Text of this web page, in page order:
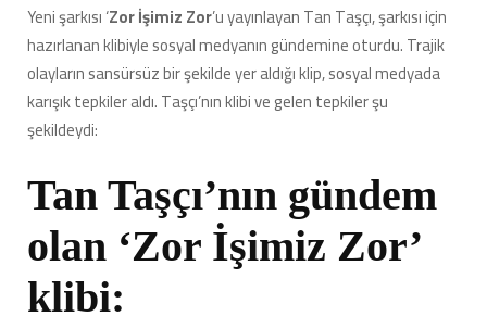
Yeni şarkısı ‘Zor İşimiz Zor’u yayınlayan Tan Taşçı, şarkısı için
hazırlanan klibiyle sosyal medyanın gündemine oturdu. Trajik
olayların sansürsüz bir şekilde yer aldığı klip, sosyal medyada
karışık tepkiler aldı. Taşçı’nın klibi ve gelen tepkiler şu
şekildeydi:
Tan Taşçı’nın gündem
olan ‘Zor İşimiz Zor’
klibi: